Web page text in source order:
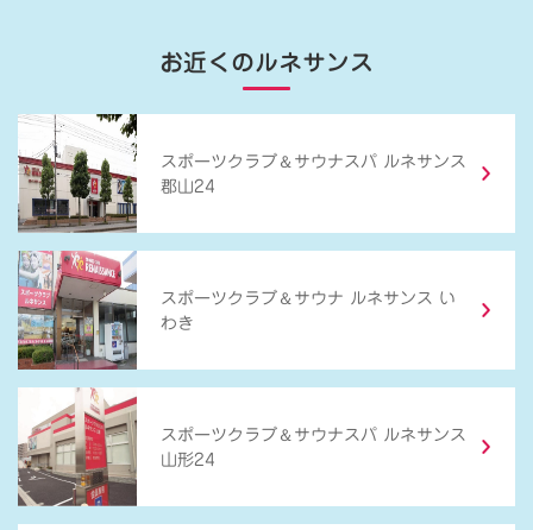
お近くのルネサンス
スポーツクラブ ＆ サウナスパ ルネサンス
郡山24
スポーツクラブ ＆ サウナ ルネサンス い
わき
スポーツクラブ ＆ サウナスパ ルネサンス
山形24